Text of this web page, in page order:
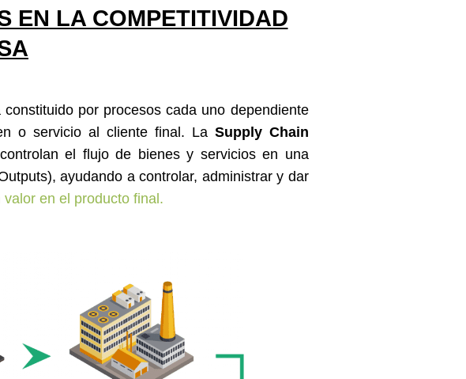
EN LA COMPETITIVIDAD
por procesos cada uno dependiente
o servicio al cliente final. La Supply Chain
el flujo de bienes y servicios en una
ayudando a controlar, administrar y dar
en el producto final.